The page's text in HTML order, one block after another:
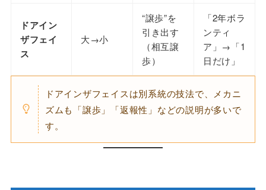
ドアイン
ザフェイ
ス
大→小
“譲歩”を
引き出す
（相互譲
歩）
「2年ボラ
ンティ
ア」→「1
日だけ」
ドアインザフェイスは別系統の技法で、メカニ
ズムも「譲歩」「返報性」などの説明が多いで
す。